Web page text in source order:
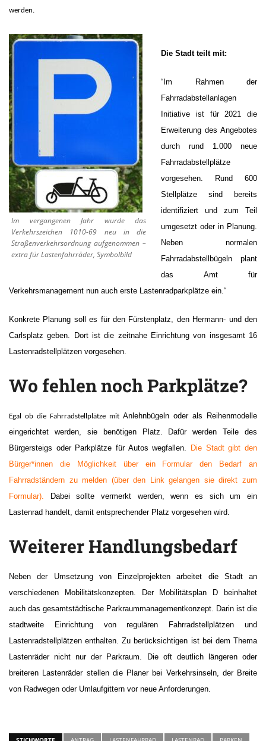
werden.
Im vergangenen Jahr wurde das
Verkehrszeichen 1010-69 neu in die
Straßenverkehrsordnung aufgenommen –
extra für Lastenfahrräder, Symbolbild
Die Stadt teilt mit:
“Im Rahmen der
Fahrradabstellanlagen
Initiative ist für 2021 die
Erweiterung des Angebotes
durch rund 1.000 neue
Fahrradabstellplätze
vorgesehen. Rund 600
Stellplätze sind bereits
identifiziert und zum Teil
umgesetzt oder in Planung.
Neben normalen
Fahrradabstellbügeln plant
das Amt für
Verkehrsmanagement nun auch erste Lastenradparkplätze ein.“
Konkrete Planung soll es für den Fürstenplatz, den Hermann- und den
Carlsplatz geben. Dort ist die zeitnahe Einrichtung von insgesamt 16
Lastenradstellplätzen vorgesehen.
Wo fehlen noch Parkplätze?
Egal ob die Fahrradstellplätze mit Anlehnbügeln oder als Reihenmodelle
eingerichtet werden, sie benötigen Platz. Dafür werden Teile des
Bürgersteigs oder Parkplätze für Autos wegfallen.
Die Stadt gibt den
Bürger*innen die Möglichkeit über ein Formular den Bedarf an
Fahrradständern zu melden (über den Link gelangen sie direkt zum
Formular).
Dabei sollte vermerkt werden, wenn es sich um ein
Lastenrad handelt, damit entsprechender Platz vorgesehen wird.
Weiterer Handlungsbedarf
Neben der Umsetzung von Einzelprojekten arbeitet die Stadt an
verschiedenen Mobilitätskonzepten. Der Mobilitätsplan D beinhaltet
auch das gesamtstädtische Parkraummanagementkonzept. Darin ist die
stadtweite Einrichtung von regulären Fahrradstellplätzen und
Lastenradstellplätzen enthalten. Zu berücksichtigen ist bei dem Thema
Lastenräder nicht nur der Parkraum. Die oft deutlich längeren oder
breiteren Lastenräder stellen die Planer bei Verkehrsinseln, der Breite
von Radwegen oder Umlaufgittern vor neue Anforderungen.